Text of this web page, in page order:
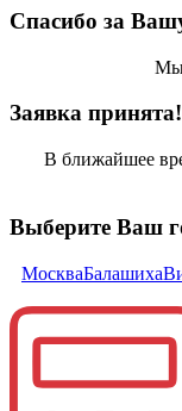
Спасибо за
Мы
Заявка принята!
В ближайшее
Выберите Ваш
МоскваБалашиха